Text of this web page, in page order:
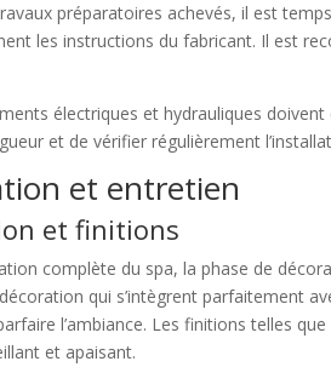
préparatoires achevés, il est
les instructions du fabricant. Il est
électriques et hydrauliques
et de vérifier régulièrement
et entretien
et finitions
complète du spa, la phase de
qui s’intègrent parfaitement
l’ambiance. Les finitions telles
et apaisant.